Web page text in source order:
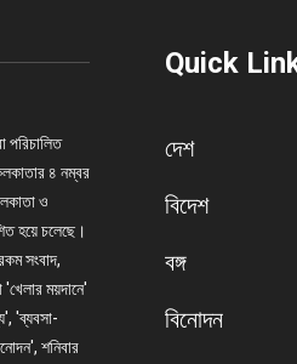
পরিচালিত
৪ নম্বর
ও
হয়ে চলেছে।
সংবাদ,
ময়দানে'
'ব্যবসা-
শনিবার
Quick
দেশ
বিদেশ
বঙ্গ
বিনোদন